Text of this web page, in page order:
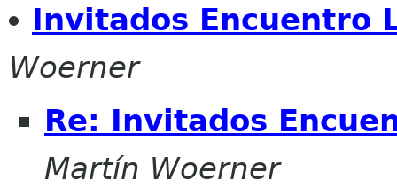
Invitados Encuentro
Woerner
Re: Invitados
Martín Woerner